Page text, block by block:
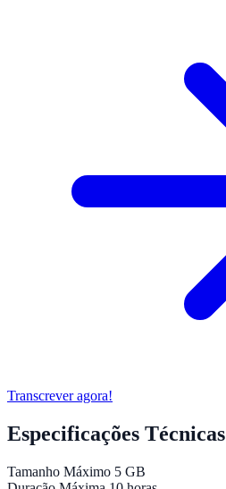
Transcrever agora!
Especificações Técnicas
Tamanho Máximo 5 GB